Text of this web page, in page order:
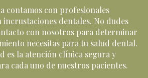
contamos con profesionales
incrustaciones dentales. No dudes
con nosotros para determinar
necesitas para tu salud dental.
es la atención clínica segura y
cada uno de nuestros pacientes.